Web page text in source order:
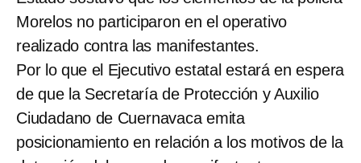
Morelos no participaron en el operativo
realizado contra las manifestantes.
Por lo que el Ejecutivo estatal estará en espera
de que la Secretaría de Protección y Auxilio
Ciudadano de Cuernavaca emita
posicionamiento en relación a los motivos de la